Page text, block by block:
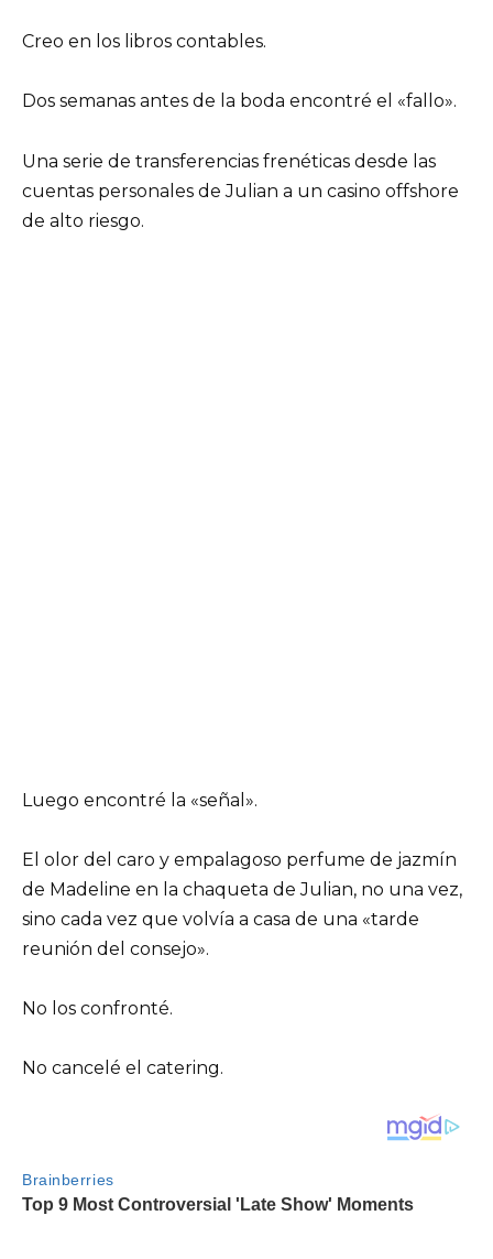
Creo en los libros contables.
Dos semanas antes de la boda encontré el «fallo».
Una serie de transferencias frenéticas desde las
cuentas personales de Julian a un casino offshore
de alto riesgo.
Luego encontré la «señal».
El olor del caro y empalagoso perfume de jazmín
de Madeline en la chaqueta de Julian, no una vez,
sino cada vez que volvía a casa de una «tarde
reunión del consejo».
No los confronté.
No cancelé el catering.